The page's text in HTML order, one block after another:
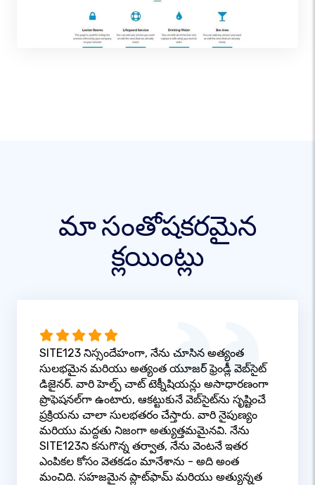
మా సంతోషకరమైన
క్లయింట్లు
SITE123 నిస్సందేహంగా, నేను చూసిన అత్యంత
సులభమైన మరియు అత్యంత యూజర్ ఫ్రెండ్లీ వెబ్‌సైట్
డిజైనర్. వారి హెల్ప్ చాట్ టెక్నీషియన్లు అసాధారణంగా
ప్రొఫెషనల్‌గా ఉంటారు, ఆకట్టుకునే వెబ్‌సైట్‌ను సృష్టించే
ప్రక్రియను చాలా సులభతరం చేస్తారు. వారి నైపుణ్యం
మరియు మద్దతు నిజంగా అత్యుత్తమమైనవి. నేను
SITE123ని కనుగొన్న తర్వాత, నేను వెంటనే ఇతర
ఎంపికల కోసం వెతకడం మానేశాను - అది అంత
మంచిది. సహజమైన ప్లాట్‌ఫామ్ మరియు అత్యున్నత